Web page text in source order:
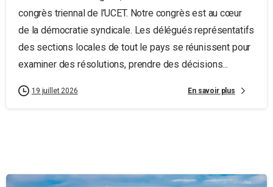
congrès triennal de l’UCET. Notre congrès est au cœur
de la démocratie syndicale. Les délégués représentatifs
des sections locales de tout le pays se réunissent pour
examiner des résolutions, prendre des décisions...
19 juillet 2026 En savoir plus